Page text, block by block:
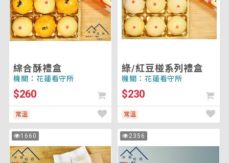
盒
綜合酥禮盒
機關：花蓮看守所
$260
常溫
系
列
禮
盒
綠/紅豆椪系列禮盒
機關：花蓮看守所
$230
常溫
1660
次
瀏
覽
蔓
越
莓
2356
次
瀏
覽
蔓
越
莓